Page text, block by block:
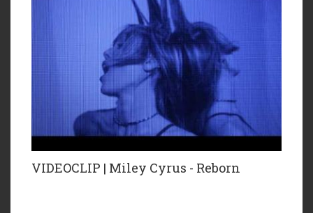
VIDEOCLIP | Miley Cyrus - Reborn